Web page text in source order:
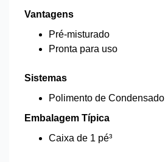
Vantagens
Pré-misturado
Pronta para uso
Sistemas
Polimento de Condensado
Embalagem Típica
Caixa de 1 pé³